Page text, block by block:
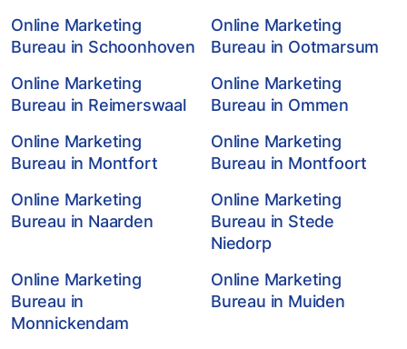
Online Marketing
Bureau in Schoonhoven
Online Marketing
Bureau in Ootmarsum
Online Marketing
Bureau in Reimerswaal
Online Marketing
Bureau in Ommen
Online Marketing
Bureau in Montfort
Online Marketing
Bureau in Montfoort
Online Marketing
Bureau in Naarden
Online Marketing
Bureau in Stede
Niedorp
Online Marketing
Bureau in
Monnickendam
Online Marketing
Bureau in Muiden